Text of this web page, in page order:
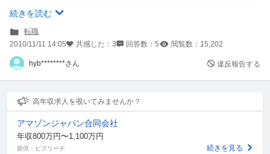
の仕事をいくつか行いながら、ずっと転職活動を続けてい
大学卒業後、34歳まで事務職で正社員・非正規雇用問わ
ず、何社かで勤務しま
したが、いずれも会社都合による解雇か、契約期間満了で
勤務終了という形で終
わるパターンで、一つの会社で長く働けず（最長1年
半）、短い勤務期間の職歴が
多い上、前の会社から次の会社へ移る間のブランクが長い
（その間は短期アル
続きを読む
転職
2010/11/11 14:05
共感した： 3 回答数： 5 閲覧数： 15,202
hyb********さん 違反報告する
高年収求人を覗いてみませんか？
アマゾンジャパン合同会社
年収800万円〜1,100万円
提供：ビズリーチ 続きを見る